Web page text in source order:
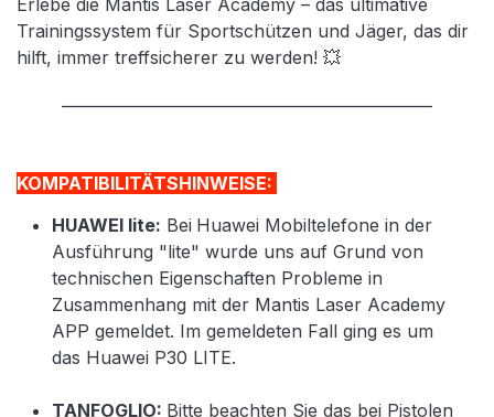
Erlebe die Mantis Laser Academy – das ultimative
Trainingssystem für Sportschützen und Jäger, das dir
hilft, immer treffsicherer zu werden! 💥
KOMPATIBILITÄTSHINWEISE:
HUAWEI lite: Bei Huawei Mobiltelefone in der
Ausführung "lite" wurde uns auf Grund von
technischen Eigenschaften Probleme in
Zusammenhang mit der Mantis Laser Academy
APP gemeldet. Im gemeldeten Fall ging es um
das Huawei P30 LITE.
TANFOGLIO: Bitte beachten Sie das bei Pistolen